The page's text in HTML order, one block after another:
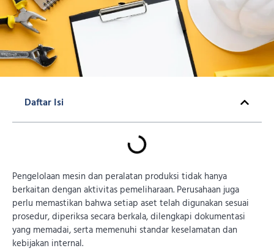
Daftar Isi
Pengelolaan mesin dan peralatan produksi tidak hanya
berkaitan dengan aktivitas pemeliharaan. Perusahaan juga
perlu memastikan bahwa setiap aset telah digunakan sesuai
prosedur, diperiksa secara berkala, dilengkapi dokumentasi
yang memadai, serta memenuhi standar keselamatan dan
kebijakan internal.